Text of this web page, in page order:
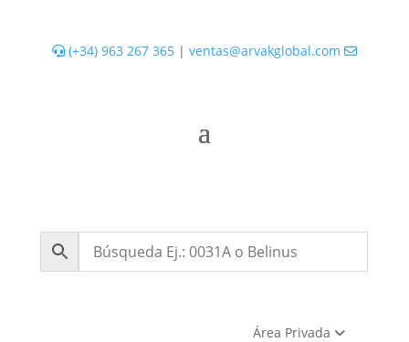
(+34) 963 267 365| ventas@arvakglobal.com
Área Privada